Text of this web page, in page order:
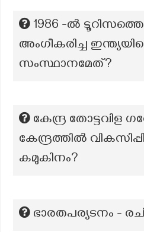
1986 -ൽ
അംഗീകരിച്ച
സംസ്ഥാനമേത്?
കേന്ദ്ര തോട്ടവിള
കേന്ദ്രത്തിൽ
കമുകിനം?
ഭാരതപര്യടനം -